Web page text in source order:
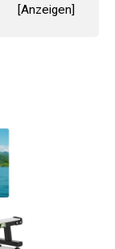
[Anzeigen]